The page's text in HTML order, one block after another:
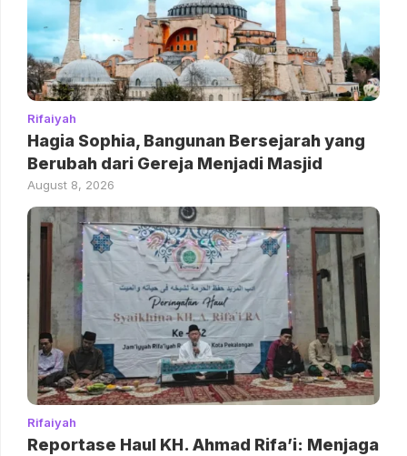
Rifaiyah
Hagia Sophia, Bangunan Bersejarah yang
Berubah dari Gereja Menjadi Masjid
August 8, 2026
Rifaiyah
Reportase Haul KH. Ahmad Rifa’i: Menjaga